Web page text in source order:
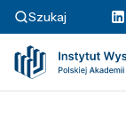
Szukaj